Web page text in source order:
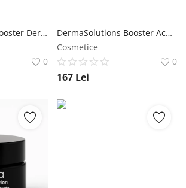
DermaSolutions Booster Dermatită Seboreică 100%molecular skincare Wawa Fresh Cosmetics
0
DermaSolutions Booster Acnee 100% molecular skincare Wawa Fresh Cosmetics
Cosmetice
0
167 Lei